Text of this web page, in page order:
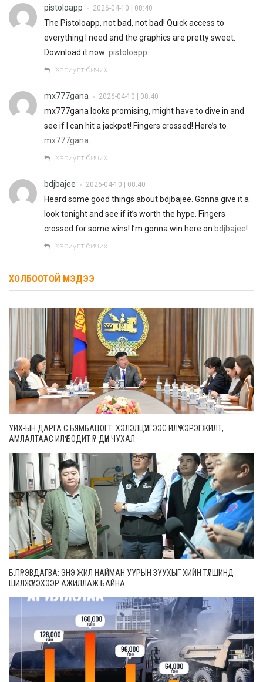
pistoloapp • 2026-04-10 | 08:40
The Pistoloapp, not bad, not bad! Quick access to
everything I need and the graphics are pretty sweet.
Download it now: pistoloapp
Хариулт бичих
mx777gana • 2026-04-10 | 08:40
mx777gana looks promising, might have to dive in and
see if I can hit a jackpot! Fingers crossed! Here’s to
mx777gana
Хариулт бичих
bdjbajee • 2026-04-10 | 08:40
Heard some good things about bdjbajee. Gonna give it a
look tonight and see if it’s worth the hype. Fingers
crossed for some wins! I’m gonna win here on bdjbajee!
Хариулт бичих
ХОЛБООТОЙ МЭДЭЭ
УИХ-ЫН ДАРГА С.БЯМБАЦОГТ: ХЭЛЭЛЦҮҮЛГЭЭС ИЛҮҮ ХЭРЭГЖИЛТ,
АМЛАЛТААС ИЛҮҮ БОДИТ ҮР ДҮН ЧУХАЛ
Б.ПҮРЭВДАГВА: ЭНЭ ЖИЛ НАЙМАН УУРЫН ЗУУХЫГ ХИЙН ТҮЛШИНД
ШИЛЖҮҮЛЭХЭЭР АЖИЛЛАЖ БАЙНА